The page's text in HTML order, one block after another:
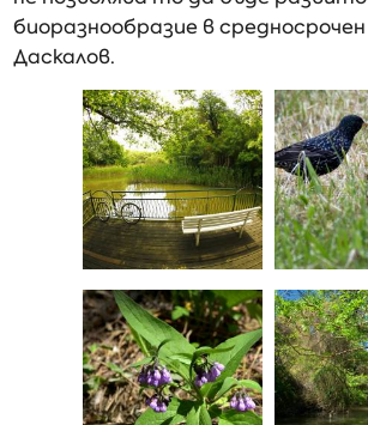
биоразнообразие в
Даскалов.